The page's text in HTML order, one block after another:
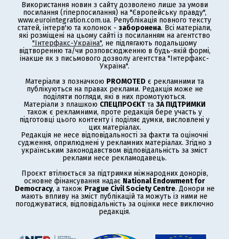
Використання новин з сайту дозволено лише за умови
посилання (гіперпосилання) на "Європейську правду",
www.eurointegration.com.ua. Републікація повного тексту
статей, інтерв'ю та колонок - заборонена. Всі матеріали,
які розміщені на цьому сайті із посиланням на агентство
"Інтерфакс-Україна", не підлягають подальшому
відтворенню та/чи розповсюдженню в будь-якій формі,
інакше як з письмового дозволу агентства "Інтерфакс-
Україна".
Матеріали з позначкою PROMOTED є рекламними та
публікуються на правах реклами. Редакція може не
поділяти погляди, які в них промотуються.
Матеріали з плашкою СПЕЦПРОЄКТ та ЗА ПІДТРИМКИ
також є рекламними, проте редакція бере участь у
підготовці цього контенту і поділяє думки, висловлені у
цих матеріалах.
Редакція не несе відповідальності за факти та оціночні
судження, оприлюднені у рекламних матеріалах. Згідно з
українським законодавством відповідальність за зміст
реклами несе рекламодавець.
Проєкт втілюється за підтримки міжнародних донорів,
основне фінансування надає National Endowment for
Democracy, а також Prague Civil Society Centre. Донори не
мають впливу на зміст публікацій та можуть із ними не
погоджуватися, відповідальність за оцінки несе виключно
редакція.